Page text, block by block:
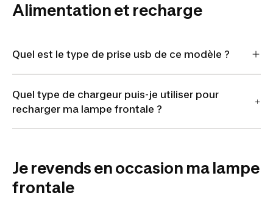
Alimentation et recharge
Quel est le type de prise usb de ce modèle ?
Quel type de chargeur puis-je utiliser pour
recharger ma lampe frontale ?
Je revends en occasion ma lampe
frontale